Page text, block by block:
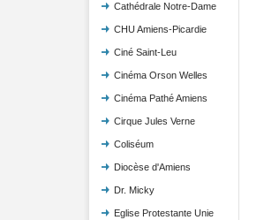
Cathédrale Notre-Dame
CHU Amiens-Picardie
Ciné Saint-Leu
Cinéma Orson Welles
Cinéma Pathé Amiens
Cirque Jules Verne
Coliséum
Diocèse d'Amiens
Dr. Micky
Eglise Protestante Unie